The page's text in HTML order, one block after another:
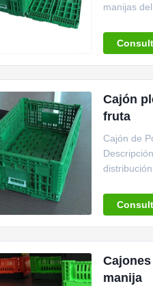
manijas
Cajón
fruta
Cajón de
manija